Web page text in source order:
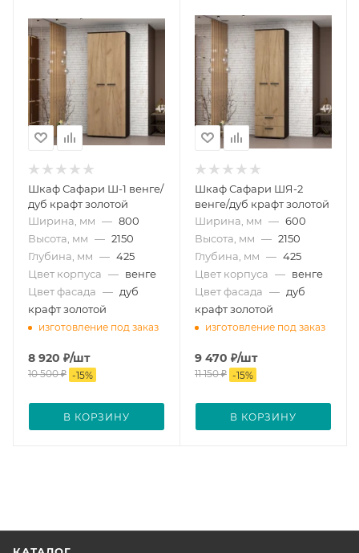
Шкаф Сафари Ш-1 венге/
дуб крафт золотой
Ширина, мм — 800
Высота, мм — 2150
Глубина, мм — 425
Цвет корпуса — венге
Цвет фасада — дуб
крафт золотой
изготовление под заказ
8 920 ₽/шт
10 500₽ -15%
В КОРЗИНУ
Шкаф Сафари ШЯ-2
венге/дуб крафт золотой
Ширина, мм — 600
Высота, мм — 2150
Глубина, мм — 425
Цвет корпуса — венге
Цвет фасада — дуб
крафт золотой
изготовление под заказ
9 470 ₽/шт
11 150₽ -15%
В КОРЗИНУ